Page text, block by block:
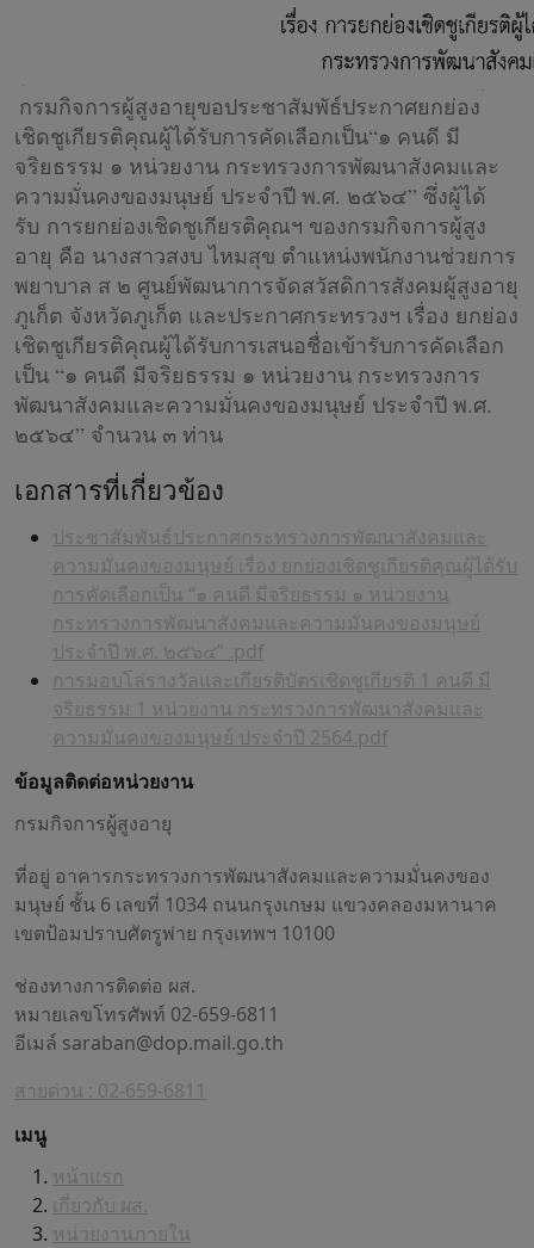
กรมกิจการผู้สูงอายุขอประชาสัมพัธ์ประกาศยกย่อง
เชิดชูเกียรติคุณผู้ได้รับการคัดเลือกเป็น“๑ คนดี มี
จริยธรรม ๑ หน่วยงาน กระทรวงการพัฒนาสังคมและ
ความมั่นคงของมนุษย์ ประจำปี พ.ศ. ๒๕๖๔” ซึ่งผู้ได้
รับ การยกย่องเชิดชูเกียรติคุณฯ ของกรมกิจการผู้สูง
อายุ คือ นางสาวสงบ ไหมสุข ตำแหน่งพนักงานช่วยการ
พยาบาล ส ๒ ศูนย์พัฒนาการจัดสวัสดิการสังคมผู้สูงอายุ
ภูเก็ต จังหวัดภูเก็ต และประกาศกระทรวงฯ เรื่อง ยกย่อง
เชิดชูเกียรติคุณผู้ได้รับการเสนอชื่อเข้ารับการคัดเลือก
เป็น “๑ คนดี มีจริยธรรม ๑ หน่วยงาน กระทรวงการ
พัฒนาสังคมและความมั่นคงของมนุษย์ ประจำปี พ.ศ.
๒๕๖๔” จำนวน ๓ ท่าน
เอกสารที่เกี่ยวข้อง
ประชาสัมพันธ์ประกาศกระทรวงการพัฒนาสังคมและ
ความมั่นคงของมนุษย์ เรื่อง ยกย่องเชิดชูเกียรติคุณผู้ได้รับ
การคัดเลือกเป็น “๑ คนดี มีจริยธรรม ๑ หน่วยงาน
กระทรวงการพัฒนาสังคมและความมั่นคงของมนุษย์
ประจำปี พ.ศ. ๒๕๖๔” .pdf
การมอบโล่รางวัลและเกียรติบัตรเชิดชูเกียรติ 1 คนดี มี
จริยธรรม 1 หน่วยงาน กระทรวงการพัฒนาสังคมและ
ความมั่นคงของมนุษย์ ประจำปี 2564.pdf
ข้อมูลติดต่อหน่วยงาน
กรมกิจการผู้สูงอายุ
ที่อยู่ อาคารกระทรวงการพัฒนาสังคมและความมั่นคงของ
มนุษย์ ชั้น 6 เลขที่ 1034 ถนนกรุงเกษม แขวงคลองมหานาค
เขตป้อมปราบศัตรูพ่าย กรุงเทพฯ 10100
ช่องทางการติดต่อ ผส.
หมายเลขโทรศัพท์ 02-659-6811
อีเมล์ saraban@dop.mail.go.th
สายด่วน : 02-659-6811
เมนู
หน้าแรก
เกี่ยวกับ ผส.
หน่วยงานภายใน